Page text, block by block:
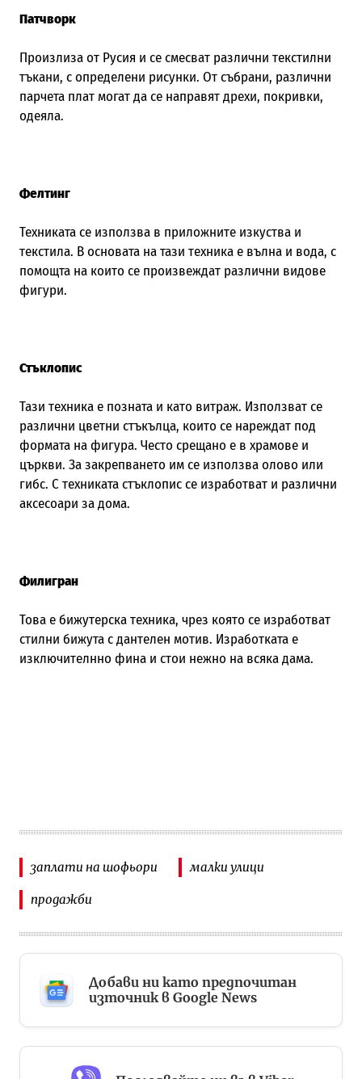
Патчворк
Произлиза от Русия и се смесват различни текстилни
тъкани, с определени рисунки. От събрани, различни
парчета плат могат да се направят дрехи, покривки,
одеяла.
Фелтинг
Техниката се използва в приложните изкуства и
текстила. В основата на тази техника е вълна и вода, с
помощта на които се произвеждат различни видове
фигури.
Стъклопис
Тази техника е позната и като витраж. Използват се
различни цветни стъкълца, които се нареждат под
формата на фигура. Често срещано е в храмове и
църкви. За закрепването им се използва олово или
гибс. С техниката стъклопис се изработват и различни
аксесоари за дома.
Филигран
Това е бижутерска техника, чрез която се изработват
стилни бижута с дантелен мотив. Изработката е
изключителнно фина и стои нежно на всяка дама.
заплати на шофьори малки улици
продажби
Добави ни като предпочитан
източник в Google News